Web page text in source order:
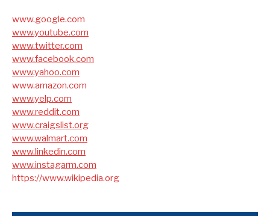
www.google.com
www.youtube.com
www.twitter.com
www.facebook.com
www.yahoo.com
www.amazon.com
www.yelp.com
www.reddit.com
www.craigslist.org
www.walmart.com
www.linkedin.com
www.instagarm.com
https://www.wikipedia.org